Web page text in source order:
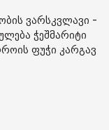
ვარსკვლავი -
ჭეშმარიტი
ფუჭი კარგავ